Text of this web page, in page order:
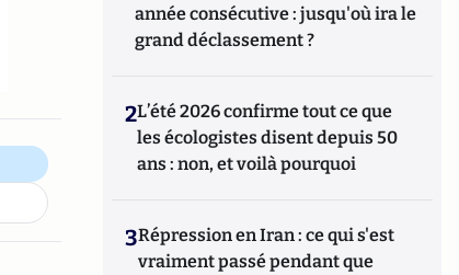
année consécutive : jusqu'où ira le
grand déclassement ?
2L’été 2026 confirme tout ce que
les écologistes disent depuis 50
ans : non, et voilà pourquoi
3Répression en Iran : ce qui s'est
vraiment passé pendant que